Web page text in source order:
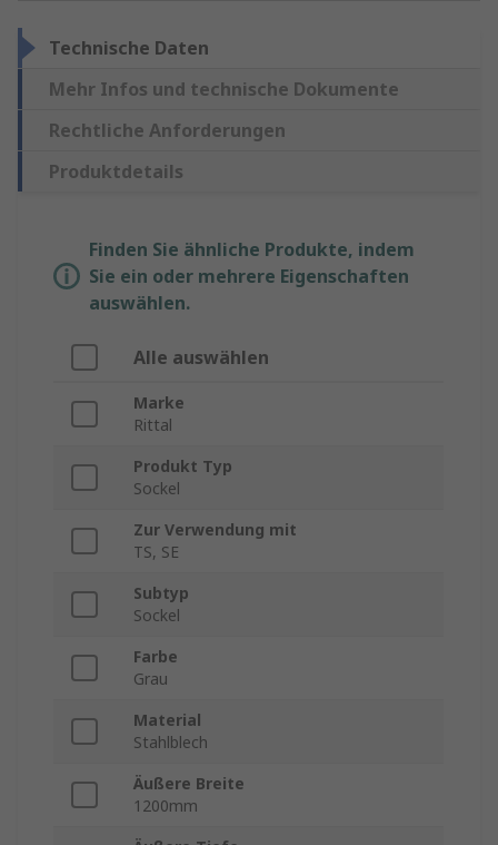
Technische Daten
Mehr Infos und technische Dokumente
Rechtliche Anforderungen
Produktdetails
Finden Sie ähnliche Produkte, indem
Sie ein oder mehrere Eigenschaften
auswählen.
Alle auswählen
Marke
Rittal
Produkt Typ
Sockel
Zur Verwendung mit
TS, SE
Subtyp
Sockel
Farbe
Grau
Material
Stahlblech
Äußere Breite
1200mm